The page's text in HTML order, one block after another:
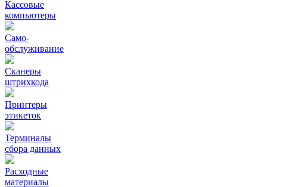
Кассовые
компьютеры
Само-
обслуживание
Сканеры
штрихкода
Принтеры
этикеток
Терминалы
сбора данных
Расходные
материалы